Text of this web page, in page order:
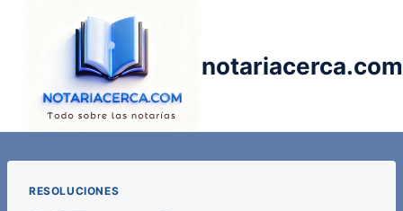
notariacerca.com
RESOLUCIONES